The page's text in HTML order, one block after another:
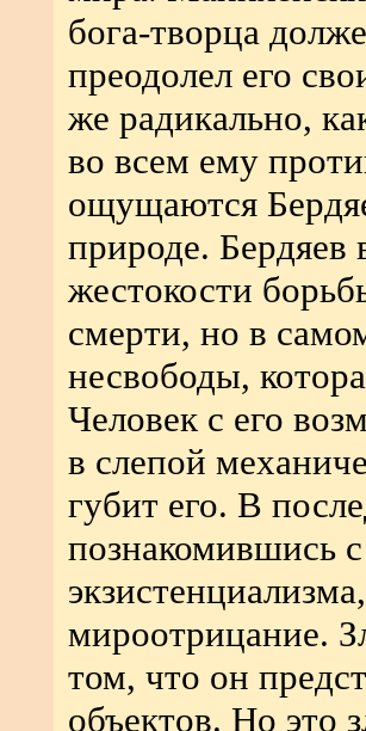
бога-творца
преодолел его
же радикально,
во всем ему
ощущаются
природе. Бердяев
жестокости
смерти, но в
несвободы,
Человек с его
в слепой
губит его. В
познакомившись
мироотрицание.
том, что он
объектов. Но это